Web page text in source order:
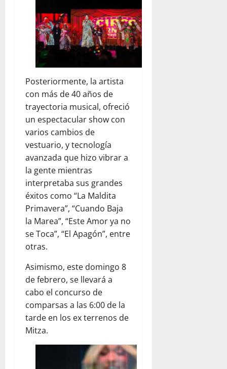
Posteriormente, la artista
con más de 40 años de
trayectoria musical, ofreció
un espectacular show con
varios cambios de
vestuario, y tecnología
avanzada que hizo vibrar a
la gente mientras
interpretaba sus grandes
éxitos como “La Maldita
Primavera”, “Cuando Baja
la Marea”, “Este Amor ya no
se Toca”, “El Apagón”, entre
otras.
Asimismo, este domingo 8
de febrero, se llevará a
cabo el concurso de
comparsas a las 6:00 de la
tarde en los ex terrenos de
Mitza.